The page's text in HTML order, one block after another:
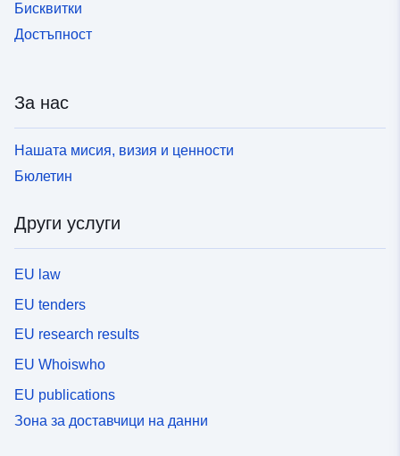
Бисквитки
Достъпност
За нас
Нашата мисия, визия и ценности
Бюлетин
Други услуги
EU law
EU tenders
EU research results
EU Whoiswho
EU publications
Зона за доставчици на данни